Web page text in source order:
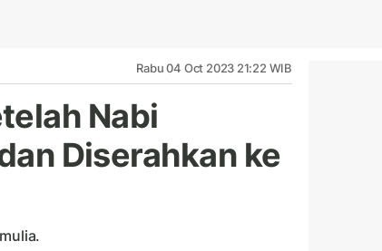
Rabu 04 Oct 2023 21:22 WIB
Nabi
Diserahkan ke